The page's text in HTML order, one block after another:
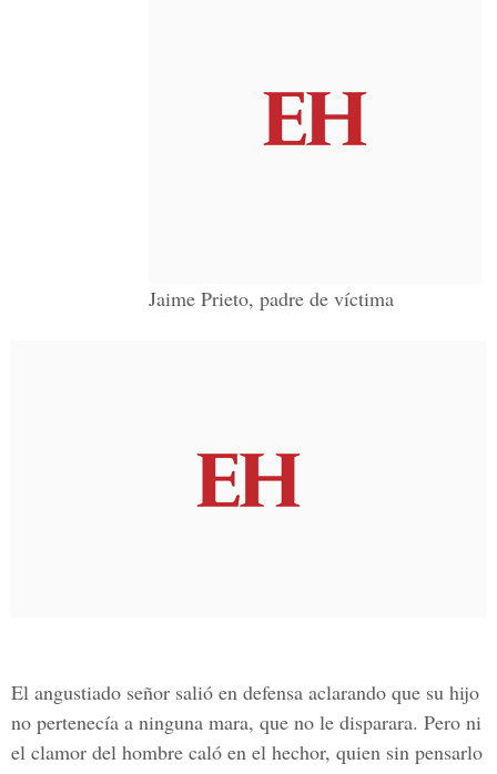
Jaime Prieto, padre de víctima
El angustiado señor salió en defensa aclarando que su hijo
no pertenecía a ninguna mara, que no le disparara. Pero ni
el clamor del hombre caló en el hechor, quien sin pensarlo